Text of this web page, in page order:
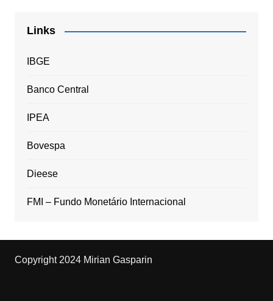
Links
IBGE
Banco Central
IPEA
Bovespa
Dieese
FMI – Fundo Monetário Internacional
Copyright 2024 Mirian Gasparin